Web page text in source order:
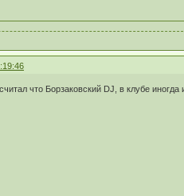
что Борзаковский DJ, в клубе иногда